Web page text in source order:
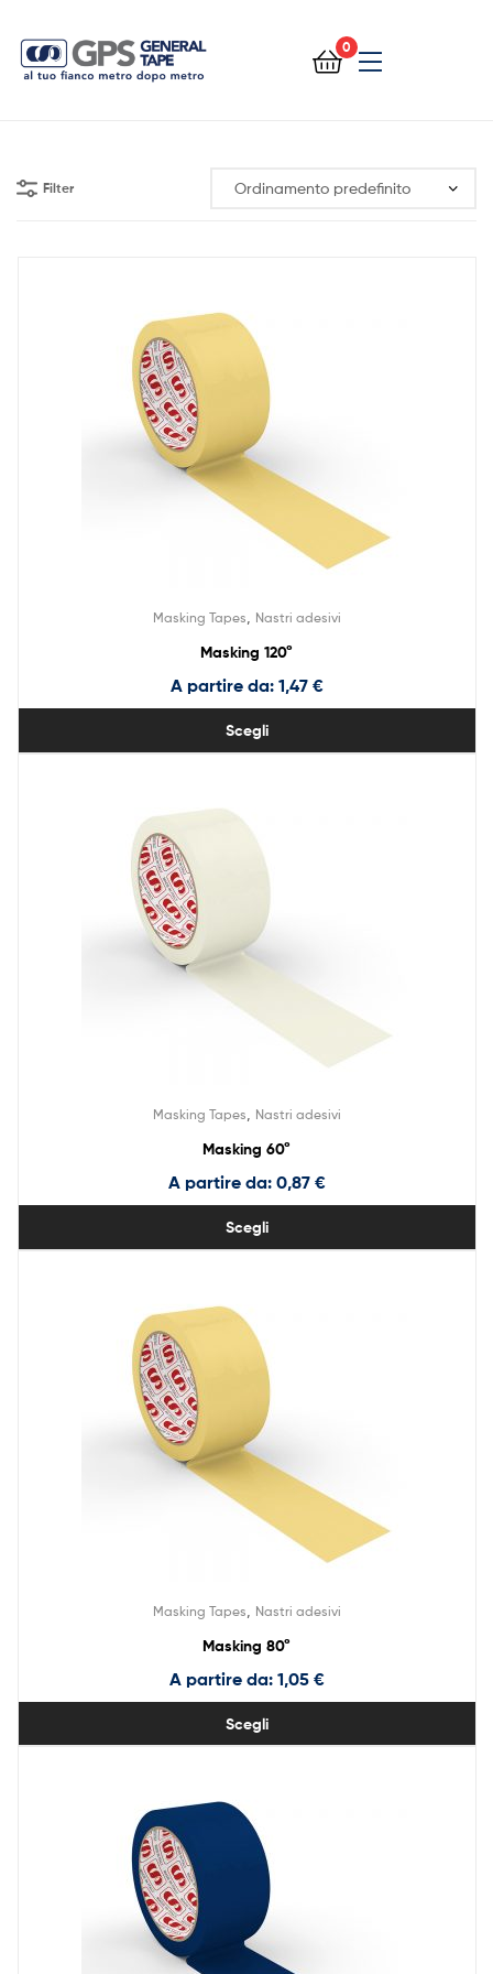
0
Filter
Masking Tapes Nastri adesivi
Masking 120°
A partire da: 1,47 €
Scegli
Masking Tapes Nastri adesivi
Masking 60°
A partire da: 0,87 €
Scegli
Masking Tapes Nastri adesivi
Masking 80°
A partire da: 1,05 €
Scegli